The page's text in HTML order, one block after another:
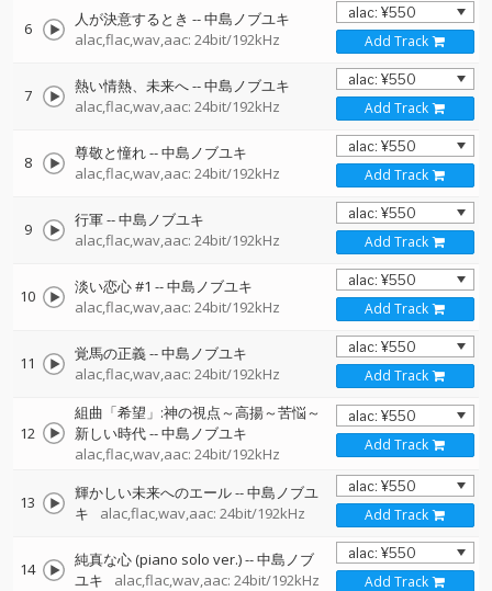
6 人が決意するとき --中島ノブユキ
alac,flac,wav,aac: 24bit/192kHz
Add Track
7 熱い情熱、未来へ--中島ノブユキ
alac,flac,wav,aac: 24bit/192kHz
Add Track
8 尊敬と憧れ--中島ノブユキ
alac,flac,wav,aac: 24bit/192kHz
Add Track
9 行軍--中島ノブユキ
alac,flac,wav,aac: 24bit/192kHz
Add Track
10 淡い恋心 #1 --中島ノブユキ
alac,flac,wav,aac: 24bit/192kHz
Add Track
11 覚馬の正義--中島ノブユキ
alac,flac,wav,aac: 24bit/192kHz
Add Track
12
組曲「希望」:神の視点～高揚～苦悩～
新しい時代--中島ノブユキ
alac,flac,wav,aac: 24bit/192kHz
Add Track
13 輝かしい未来へのエール--中島ノブユ
キ
alac,flac,wav,aac: 24bit/192kHz Add Track
14 純真な心 (piano solo ver.)--中島ノブ
ユキ
alac,flac,wav,aac: 24bit/192kHz Add Track